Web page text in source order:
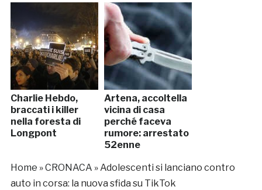
Charlie Hebdo,
braccati i killer
nella foresta di
Longpont
Artena, accoltella
vicina di casa
perché faceva
rumore: arrestato
52enne
Home »CRONACA »Adolescenti si lanciano contro
auto in corsa: la nuova sfida su TikTok